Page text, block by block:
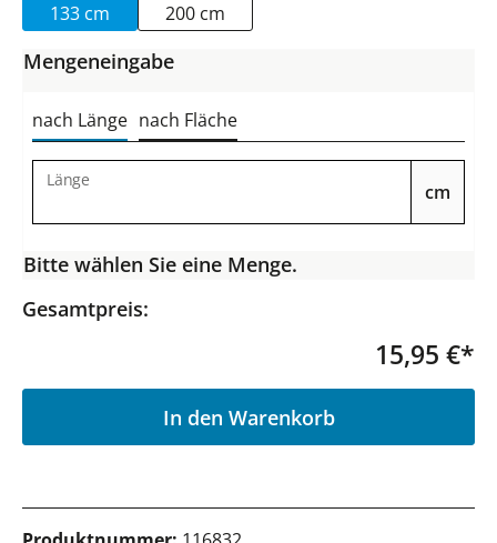
133 cm 200 cm
Mengeneingabe
nach Länge nach Fläche
Länge
cm
Bitte wählen Sie eine Menge.
Gesamtpreis:
15,95 €*
In den Warenkorb